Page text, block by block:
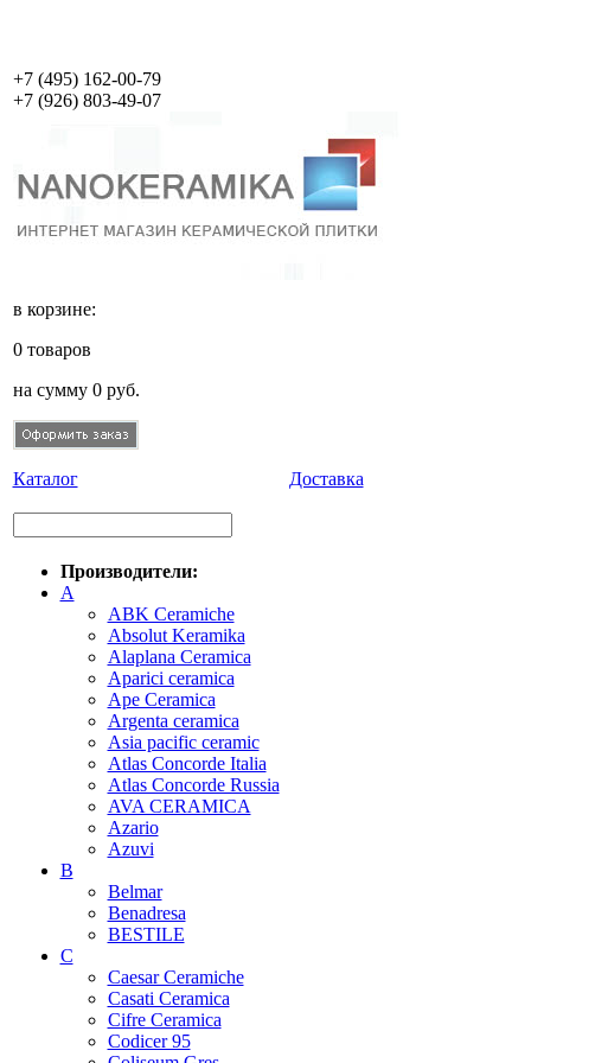
+7 (495)162-00-79
+7 (926)803-49-07
в корзине:
0товаров
на сумму 0руб.
Каталог Доставка
Производители:
A
ABK Ceramiche
Absolut Keramika
Alaplana Ceramica
Aparici ceramica
Ape Ceramica
Argenta ceramica
Asia pacific ceramic
Atlas Concorde Italia
Atlas Concorde Russia
AVA CERAMICA
Azario
Azuvi
B
Belmar
Benadresa
BESTILE
C
Caesar Ceramiche
Casati Ceramica
Cifre Ceramica
Codicer 95